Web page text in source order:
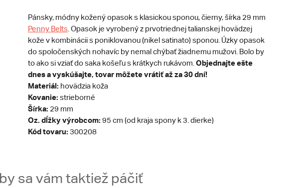
Pánsky, módny kožený opasok s klasickou sponou, čierny, šírka 29 mm
Penny Belts . Opasok je vyrobený z prvotriednej talianskej hovädzej
kože v kombinácii s poniklovanou (nikel satinato) sponou. Úzky opasok
do spoločenských nohavíc by nemal chýbať žiadnemu mužovi. Bolo by
to ako si vziať do saka košeľu s krátkych rukávom. Objednajte ešte
dnes a vyskúšajte, tovar môžete vrátiť až za 30 dní!
Materiál: hovädzia koža
Kovanie: strieborné
Šírka: 29 mm
Oz. dĺžky výrobcom: 95 cm (od kraja spony k 3. dierke)
Kód tovaru: 300208
sa vám taktiež páčiť